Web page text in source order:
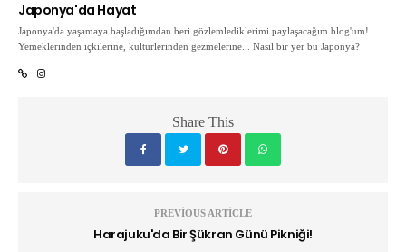
Japonya'da Hayat
Japonya'da yaşamaya başladığımdan beri gözlemlediklerimi paylaşacağım blog'um!
Yemeklerinden içkilerine, kültürlerinden gezmelerine... Nasıl bir yer bu Japonya?
Share This
PREVIOUS ARTICLE
Harajuku'da Bir Şükran Günü Pikniği!